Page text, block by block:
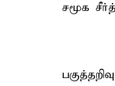
சமூக